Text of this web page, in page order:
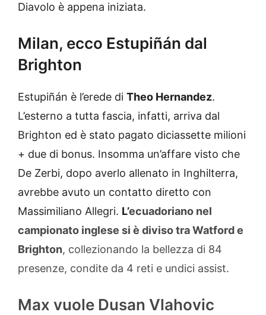
Diavolo è appena iniziata.
Milan, ecco Estupiñán dal
Brighton
Estupiñán è l’erede di Theo Hernandez.
L’esterno a tutta fascia, infatti, arriva dal
Brighton ed è stato pagato diciassette milioni
+ due di bonus. Insomma un’affare visto che
De Zerbi, dopo averlo allenato in Inghilterra,
avrebbe avuto un contatto diretto con
Massimiliano Allegri. L’ecuadoriano nel
campionato inglese si è diviso tra Watford e
Brighton, collezionando la bellezza di 84
presenze, condite da 4 reti e undici assist.
Max vuole Dusan Vlahovic